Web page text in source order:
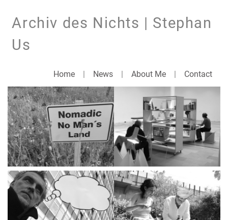
Archiv des Nichts | Stephan
Us
Home | News | About Me | Contact